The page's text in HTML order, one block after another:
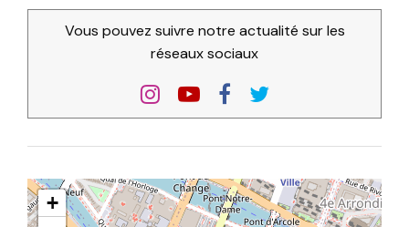
Vous pouvez suivre notre actualité sur les
réseaux sociaux
+